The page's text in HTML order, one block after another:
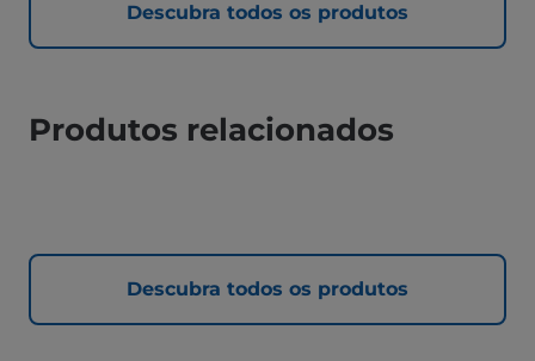
Descubra todos os produtos
Produtos relacionados
Descubra todos os produtos